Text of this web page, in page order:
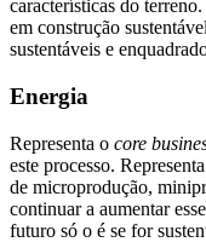
características do
em construção
sustentáveis e
Energia
Representa o core
este processo.
de microprodução,
continuar a aumentar
futuro só o é se for